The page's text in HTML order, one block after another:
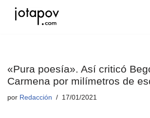
«Pura poesía». Así criticó
Carmena por milímetros de
por Redacción 17/01/2021